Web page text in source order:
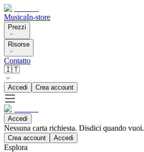
MusicaIn-store
Prezzi
Risorse
Contatto
🇮🇹
Accedi Crea account
Accedi
Nessuna carta richiesta. Disdici quando vuoi.
Crea account Accedi
Esplora